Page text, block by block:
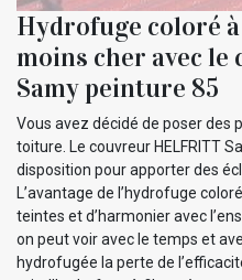
Hydrofuge coloré
moins cher avec
Samy peinture 85
Vous avez décidé de poser des
toiture. Le couvreur HELFRITT
disposition pour apporter des
L’avantage de l’hydrofuge
teintes et d’harmonier avec
on peut voir avec le temps et
hydrofugée la perte de